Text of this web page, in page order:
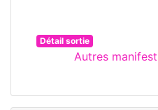
Détail sortie
Autres